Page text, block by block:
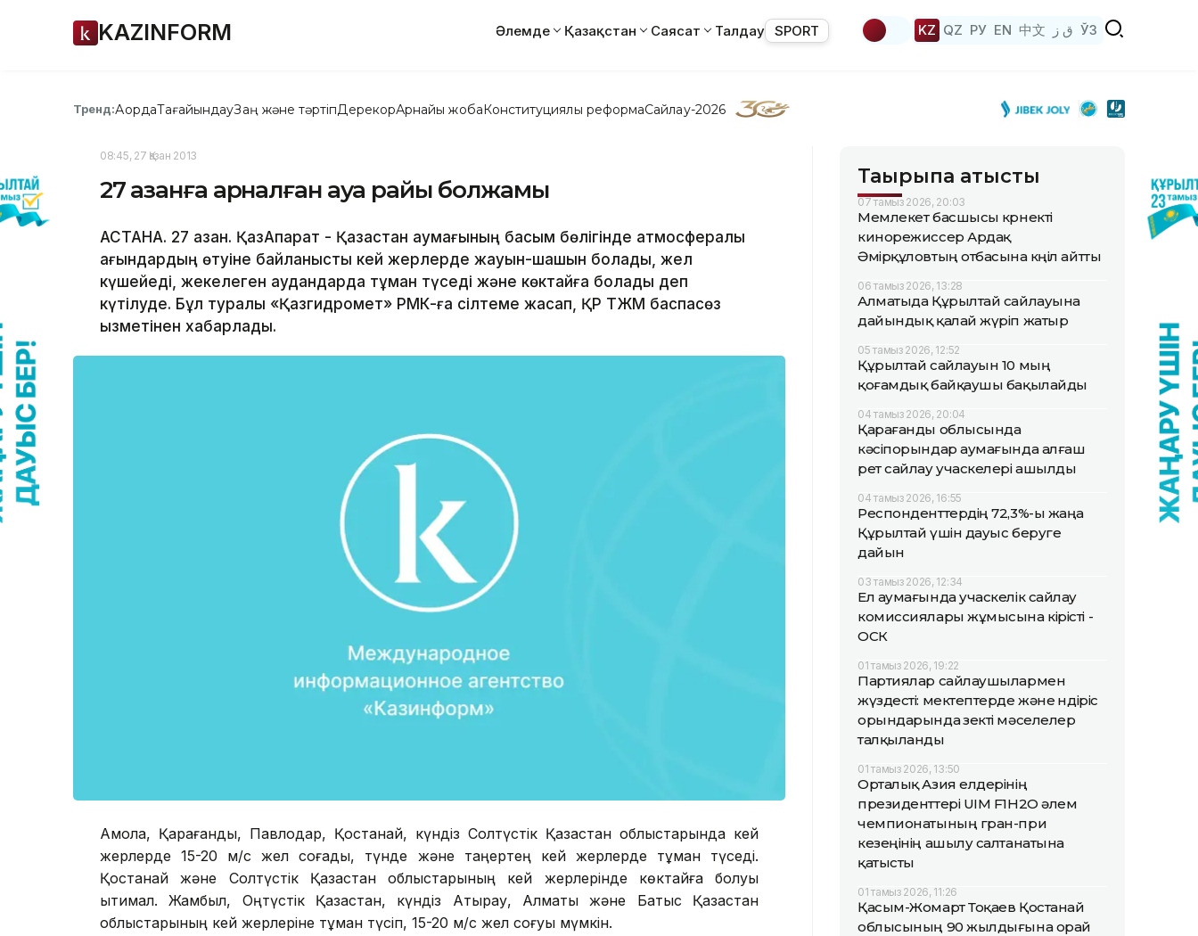
KAZINFORM Әлемде Қазақстан Саясат Талдау SPORT KZ QZ РУ EN 中文 ق ز ЎЗ
Тренд:АқордаТағайындауЗаң және тәртіпДерекқорАрнайы жобаКонституциялық реформаСайлау-2026
08:45, 27 Қазан 2013
27 қазанға арналған ауа райы болжамы
АСТАНА. 27 қазан. ҚазАқпарат - Қазақстан аумағының басым бөлігінде атмосфералық
ағындардың өтуіне байланысты кей жерлерде жауын-шашын болады, жел
күшейеді, жекелеген аудандарда тұман түседі және көктайғақ болады деп
күтілуде. Бұл туралы «Қазгидромет» РМК-ға сілтеме жасап, ҚР ТЖМ баспасөз
қызметінен хабарлады.
Ақмола, Қарағанды, Павлодар, Қостанай, күндіз Солтүстік Қазақстан облыстарында кей
жерлерде 15-20 м/с жел соғады, түнде және таңертең кей жерлерде тұман түседі.
Қостанай және Солтүстік Қазақстан облыстарының кей жерлерінде көктайғақ болуы
ықтимал. Жамбыл, Оңтүстік Қазақстан, күндіз Атырау, Алматы және Батыс Қазақстан
облыстарының кей жерлеріне тұман түсіп, 15-20 м/с жел соғуы мүмкін.
Тақырыпқа қатысты
07 тамыз 2026, 20:03
Мемлекет басшысы көрнекті
кинорежиссер Ардақ
Әмірқұловтың отбасына көңіл айтты
06 тамыз 2026, 13:28
Алматыда Құрылтай сайлауына
дайындық қалай жүріп жатыр
05 тамыз 2026, 12:52
Құрылтай сайлауын 10 мың
қоғамдық байқаушы бақылайды
04 тамыз 2026, 20:04
Қарағанды облысында
кәсіпорындар аумағында алғаш
рет сайлау учаскелері ашылды
04 тамыз 2026, 16:55
Респонденттердің 72,3%-ы жаңа
Құрылтай үшін дауыс беруге
дайын
03 тамыз 2026, 12:34
Ел аумағында учаскелік сайлау
комиссиялары жұмысына кірісті -
ОСК
01 тамыз 2026, 19:22
Партиялар сайлаушылармен
жүздесті: мектептерде және өндіріс
орындарында өзекті мәселелер
талқыланды
01 тамыз 2026, 13:50
Орталық Азия елдерінің
президенттері UIM F1H2O әлем
чемпионатының гран-при
кезеңінің ашылу салтанатына
қатысты
01 тамыз 2026, 11:26
Қасым-Жомарт Тоқаев Қостанай
облысының 90 жылдығына орай